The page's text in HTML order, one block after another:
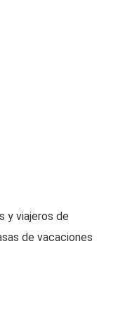
y viajeros de
de vacaciones